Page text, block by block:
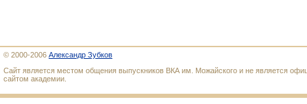
© 2000-2006 Александр Зубков
Сайт является местом общения выпускников ВКА им. Можайского и не является
сайтом академии.